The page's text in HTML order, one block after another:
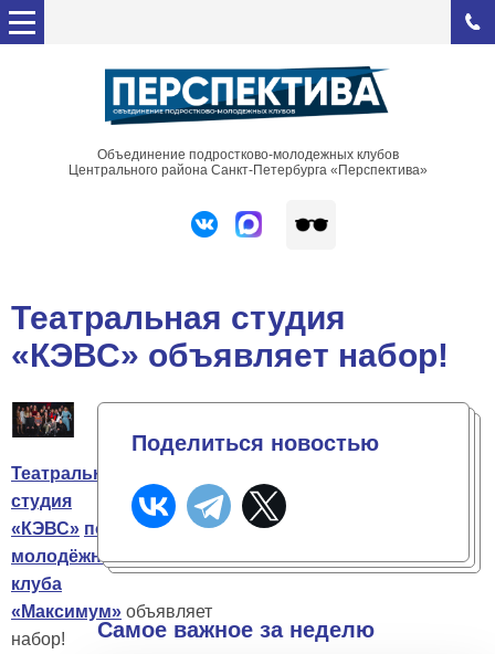
Объединение подростково-молодежных клубов
Центрального района Санкт-Петербурга «Перспектива»
Театральная студия
«КЭВС» объявляет набор!
Театральная
студия
«КЭВС» подростково-
молодёжного
клуба
«Максимум» объявляет
набор!
Поделиться новостью
Самое важное за неделю